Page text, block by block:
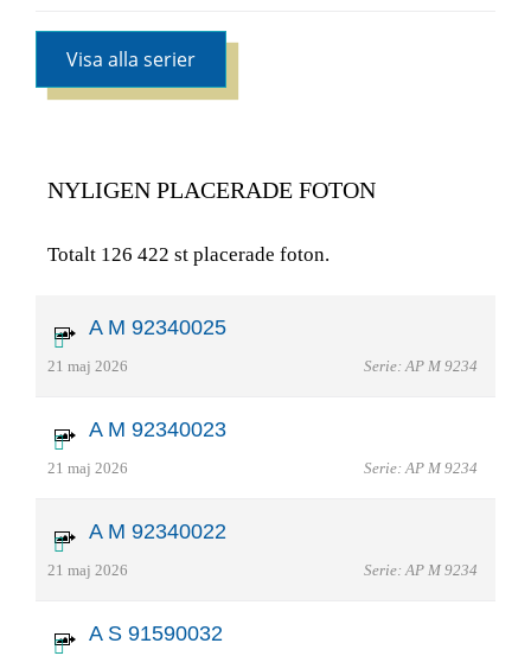
Visa alla serier
NYLIGEN PLACERADE FOTON
Totalt 126 422 st placerade foton.
A M 92340025
21 maj 2026 Serie: AP M 9234
A M 92340023
21 maj 2026 Serie: AP M 9234
A M 92340022
21 maj 2026 Serie: AP M 9234
A S 91590032